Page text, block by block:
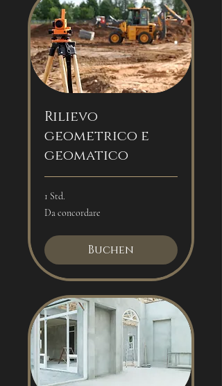
Rilievo
geometrico e
geomatico
1 Std.
Da
concordare
Da concordare
Buchen